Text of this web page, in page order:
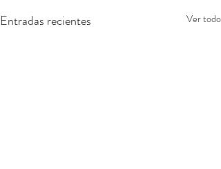
Entradas recientes Ver todo